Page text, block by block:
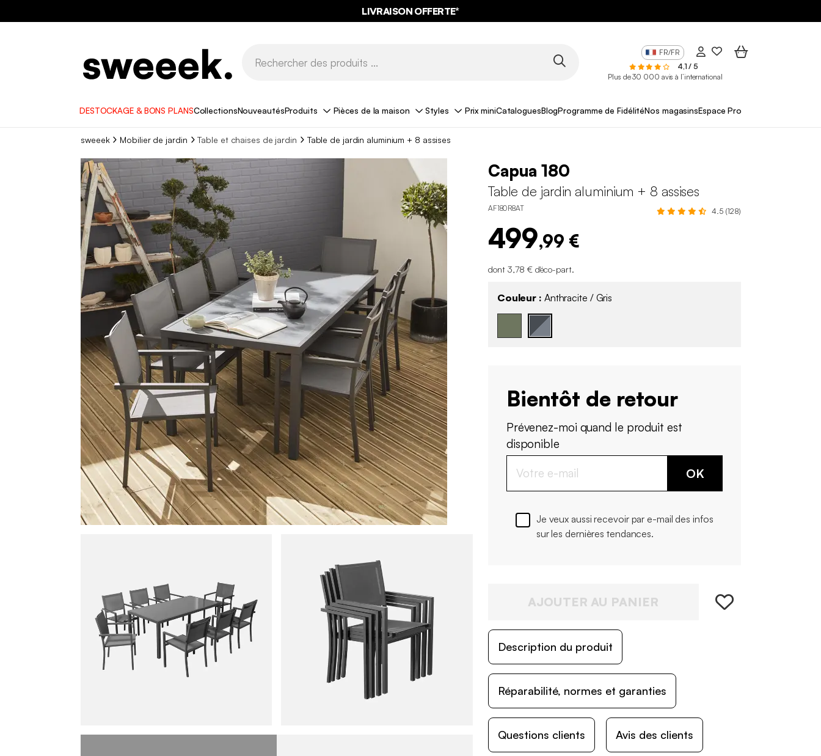
LIVRAISON OFFERTE*
FR/FR
4,1 / 5
Plus de 30 000 avis à l’international
DESTOCKAGE & BONS PLANSCollectionsNouveautésProduits Pièces de la maison Styles Prix miniCataloguesBlogProgramme de FidélitéNos magasinsEspace Pro
sweeek Mobilier de jardin Table et chaises de jardin Table de jardin aluminium + 8 assises
Capua 180
Table de jardin aluminium + 8 assises
AF180R8AT 4.5 (128)
499,99 €
dont 3,78 € d'éco-part.
Couleur : Anthracite / Gris
Bientôt de retour
Prévenez-moi quand le produit est
disponible
OK
Je veux aussi recevoir par e-mail des infos
sur les dernières tendances.
AJOUTER AU PANIER
Description du produit
Réparabilité, normes et garanties
Questions clients Avis des clients